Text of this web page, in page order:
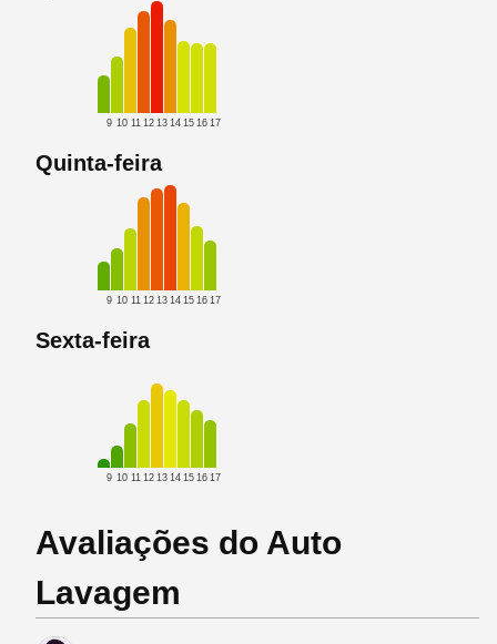
9 10 11 12 13 14 15 16 17
Quinta-feira
9 10 11 12 13 14 15 16 17
Sexta-feira
9 10 11 12 13 14 15 16 17
Avaliações do Auto
Lavagem